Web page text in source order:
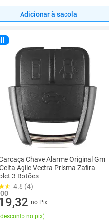
Adicionar à sacola
Chave Alarme Original Gm
Agile Vectra Prisma Zafira
3 Botões
4.8 (4)
no Pix
desconto no pix)